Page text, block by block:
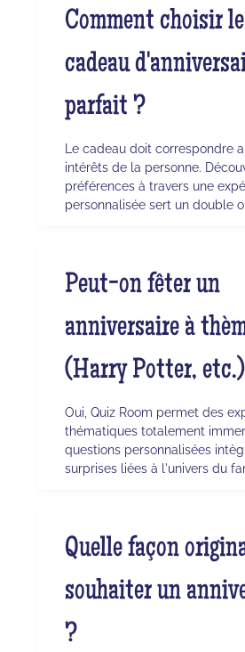
Comment choisir le
cadeau
parfait ?
Le cadeau doit correspondre
intérêts de la personne.
préférences à travers une
personnalisée sert un double
Peut-on fêter un
anniversaire à
(Harry Potter,
Oui, Quiz Room permet des
thématiques totalement
questions personnalisées
surprises liées à l'univers du
Quelle façon
souhaiter un
?